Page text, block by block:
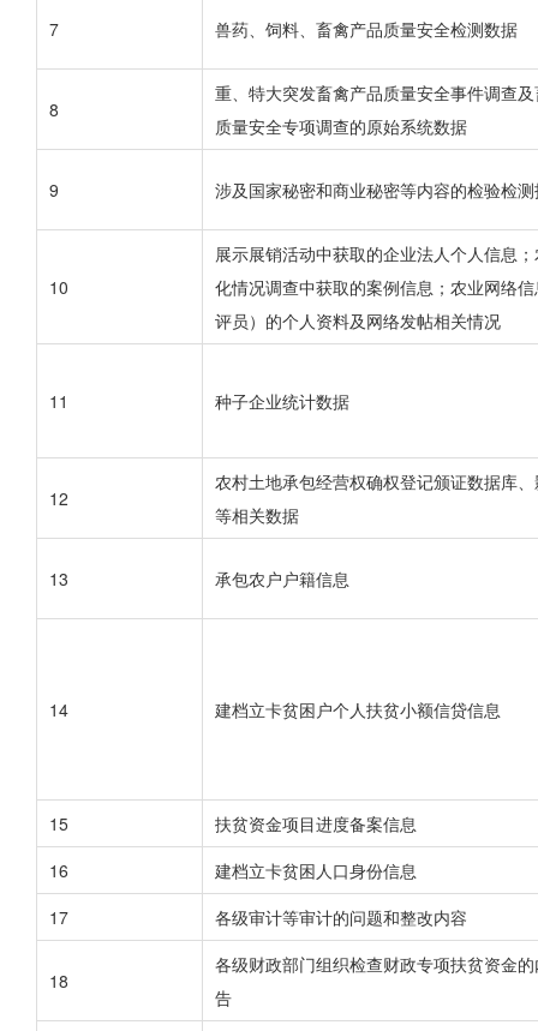
7 兽药、饲料、畜禽产品质量安全检测数据
8
重、特大突发畜禽产品质量安全事件调查
质量安全专项调查的原始系统数据
9 涉及国家秘密和商业秘密等内容的检验检
10
展示展销活动中获取的企业法人个人信息
化情况调查中获取的案例信息；农业网络
评员）的个人资料及网络发帖相关情况
11 种子企业统计数据
12
农村土地承包经营权确权登记颁证数据库
等相关数据
13 承包农户户籍信息
14 建档立卡贫困户个人扶贫小额信贷信息
15
扶贫资金项目进度备案信息
16
建档立卡贫困人口身份信息
17
各级审计等审计的问题和整改内容
18
各级财政部门组织检查财政专项扶贫资金
告